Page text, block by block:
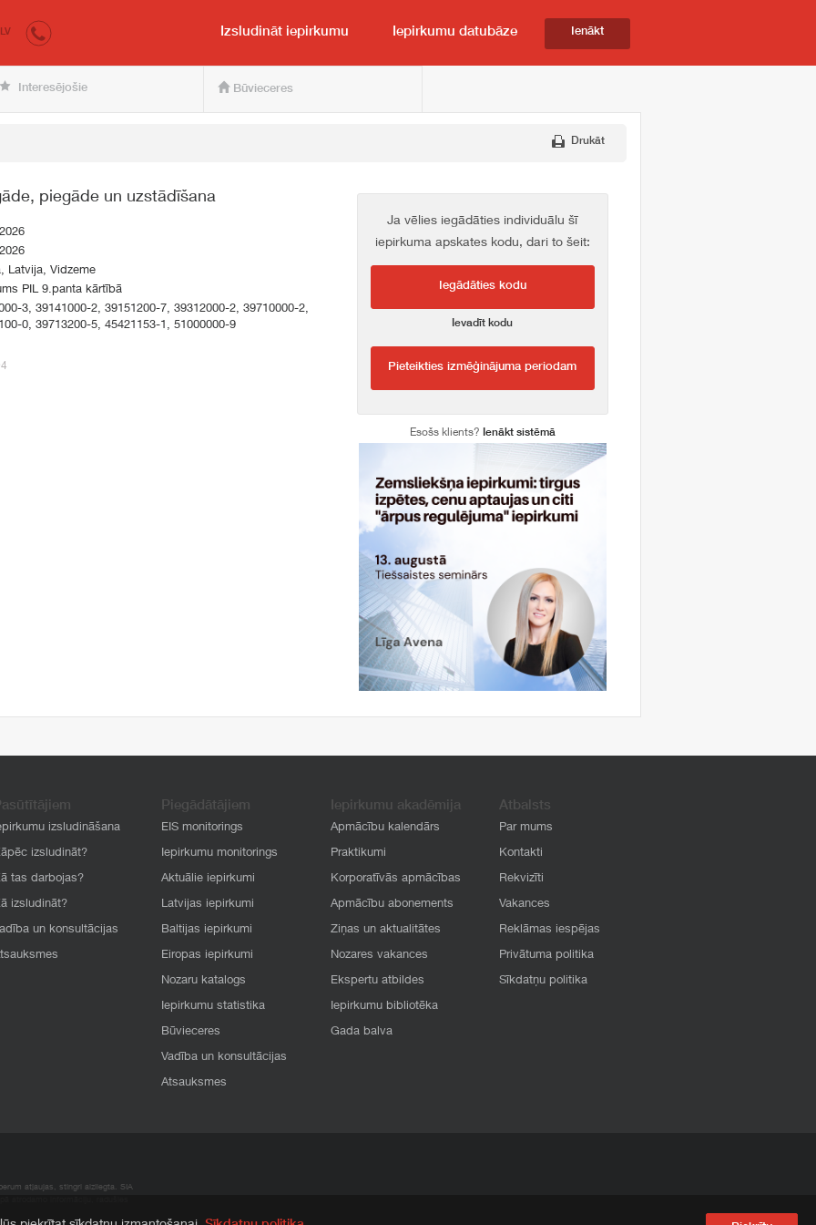
pircējam un pārdevējam
LV Izsludināt iepirkumu Iepirkumu datubāze Ienākt
Interesējošie Būvieceres
Drukāt
piegāde un uzstādīšana
Latvija, Vidzeme
PIL 9.panta kārtībā
3, 39141000-2, 39151200-7, 39312000-2, 39710000-2,
0, 39713200-5, 45421153-1, 51000000-9
Ja vēlies iegādāties individuālu šī
iepirkuma apskates kodu, dari to šeit:
Iegādāties kodu
Ievadīt kodu
Pieteikties izmēģinājuma periodam
Esošs klients? Ienākt sistēmā
izsludināšana
izsludināt?
tas darbojas?
izsludināt?
un konsultācijas
Piegādātājiem
EIS monitorings
Iepirkumu monitorings
Aktuālie iepirkumi
Latvijas iepirkumi
Baltijas iepirkumi
Eiropas iepirkumi
Nozaru katalogs
Iepirkumu statistika
Būvieceres
Vadība un konsultācijas
Atsauksmes
Iepirkumu akadēmija
Apmācību kalendārs
Praktikumi
Korporatīvās apmācības
Apmācību abonements
Ziņas un aktualitātes
Nozares vakances
Ekspertu atbildes
Iepirkumu bibliotēka
Gada balva
Atbalsts
Par mums
Kontakti
Rekvizīti
Vakances
Reklāmas iespējas
Privātuma politika
Sīkdatņu politika
atļaujas, stingri aizliegta. SIA